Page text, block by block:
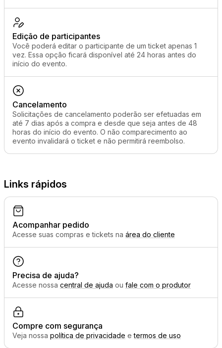
Edição de participantes
Você poderá editar o participante de um ticket apenas 1
vez. Essa opção ficará disponível até 24 horas antes do
início do evento.
Cancelamento
Solicitações de cancelamento poderão ser efetuadas em
até 7 dias após a compra e desde que seja antes de 48
horas do início do evento. O não comparecimento ao
evento invalidará o ticket e não permitirá reembolso.
Links rápidos
Acompanhar pedido
Acesse suas compras e tickets na área do cliente
Precisa de ajuda?
Acesse nossa central de ajuda ou fale com o produtor
Compre com segurança
Veja nossa política de privacidade etermos de uso